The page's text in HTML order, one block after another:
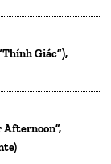
Giác”),
Afternoon”,